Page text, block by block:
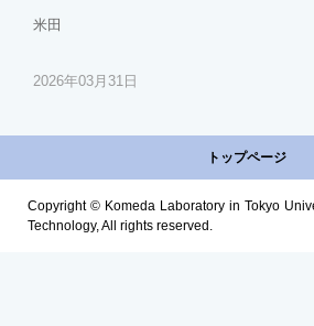
米田
2026年03月31日
トップページ
Copyright © Komeda Laboratory in Tokyo
Technology, All rights reserved.